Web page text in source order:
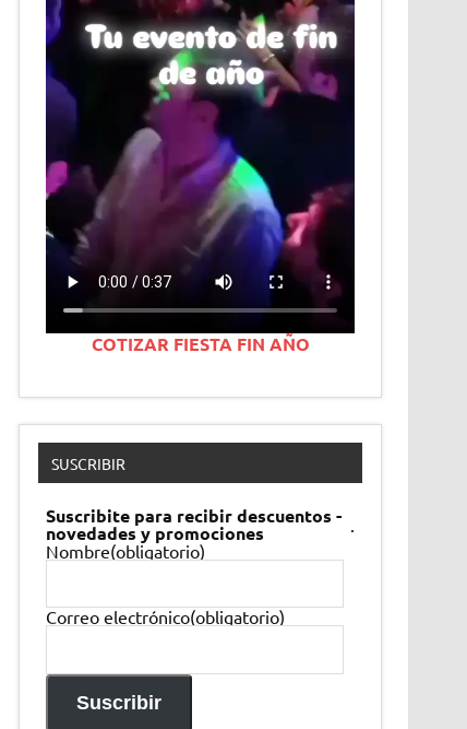
COTIZAR FIESTA FIN AÑO
SUSCRIBIR
Suscribite para recibir descuentos -
novedades y promociones
.
Nombre(obligatorio)
Correo electrónico(obligatorio)
Suscribir